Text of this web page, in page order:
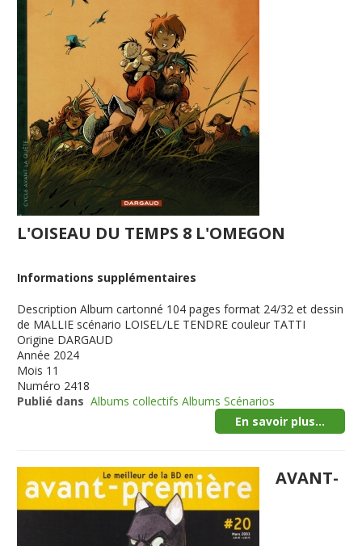
L'OISEAU DU TEMPS 8 L'OMEGON
Informations supplémentaires
Description Album cartonné 104 pages format 24/32 et dessin
de MALLIE scénario LOISEL/LE TENDRE couleur TATTI
Origine DARGAUD
Année 2024
Mois 11
Numéro 2418
Publié dans Albums collectifs Albums Scénarios
En savoir plus...
AVANT-